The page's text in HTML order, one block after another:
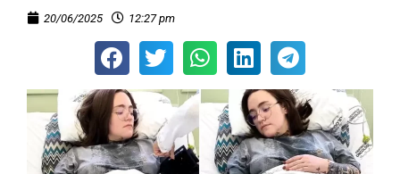
20/06/2025 12:27 pm